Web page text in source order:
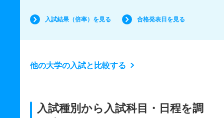
入試結果（倍率）を見る 合格発表日を見る
他の大学の入試と比較する
入試種別から入試科目・日程を調